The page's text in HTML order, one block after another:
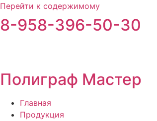
Перейти к содержимому
8-958-396-50-30
Полиграф Мастер
Главная
Продукция